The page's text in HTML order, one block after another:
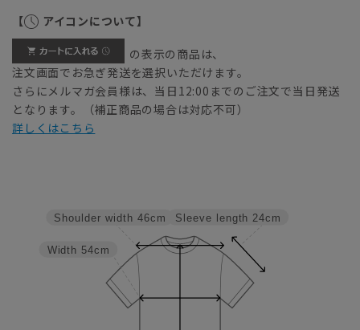
【 アイコンについて】
の表示の商品は、
注文画面でお急ぎ発送を選択いただけます。
さらにメルマガ会員様は、当日12:00までのご注文で当日発送
となります。（補正商品の場合は対応不可）
詳しくはこちら
Sleeve length 24cm
Width 54cm
Shoulder width 46cm